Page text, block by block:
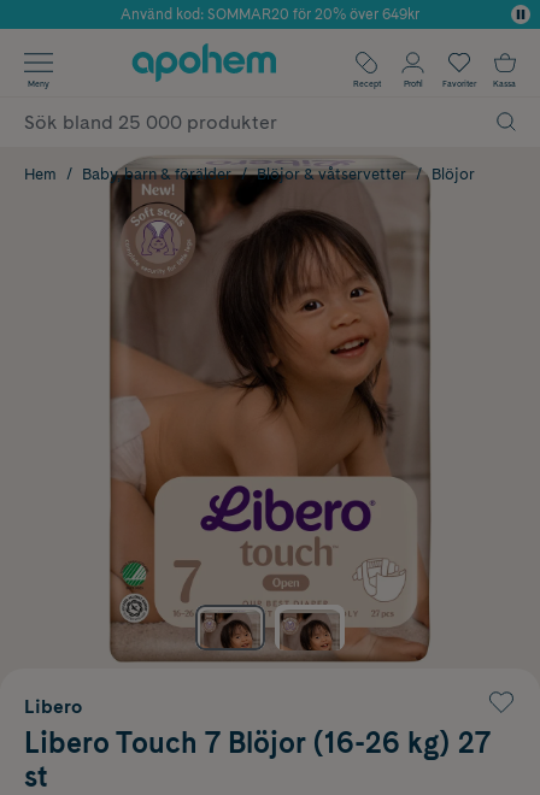
Årets Butik 2025 inom Skönhet
Använd kod: SOMMAR20 för 20% över 649kr
✓ Fri frakt
✓ Poäng på alla köp*
Meny Recept Profil Favoriter Kassa
Hem Baby, barn & förälder Blöjor & våtservetter Blöjor
Libero
Libero Touch 7 Blöjor (16-26 kg) 27
st